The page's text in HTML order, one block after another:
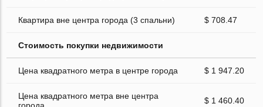
Квартира вне центра города (3 спальни) $ 708.47
Стоимость покупки недвижимости
Цена квадратного метра в центре города $ 1 947.20
Цена квадратного метра вне центра
города
$ 1 460.40